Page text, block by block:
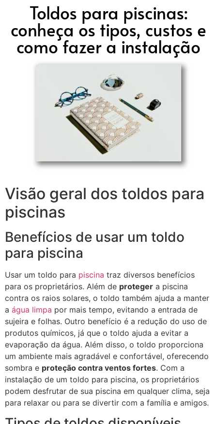
Toldos para piscinas:
conheça os tipos, custos e
como fazer a instalação
Visão geral dos toldos para
piscinas
Benefícios de usar um toldo
para piscina
Usar um toldo para piscina traz diversos benefícios
para os proprietários. Além de proteger a piscina
contra os raios solares, o toldo também ajuda a manter
a água limpa por mais tempo, evitando a entrada de
sujeira e folhas. Outro benefício é a redução do uso de
produtos químicos, já que o toldo ajuda a evitar a
evaporação da água. Além disso, o toldo proporciona
um ambiente mais agradável e confortável, oferecendo
sombra e proteção contra ventos fortes. Com a
instalação de um toldo para piscina, os proprietários
podem desfrutar de sua piscina em qualquer clima, seja
para relaxar ou para se divertir com a família e amigos.